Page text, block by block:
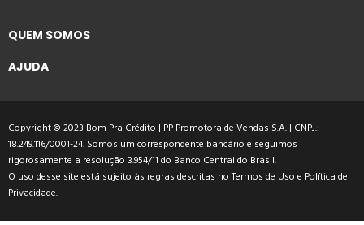
QUEM SOMOS
AJUDA
Copyright © 2023 Bom Pra Crédito | PP Promotora de Vendas S.A. | CNPJ.:
18.249.116/0001-24. Somos um correspondente bancário e seguimos
rigorosamente a resolução 3.954/11 do Banco Central do Brasil.
O uso desse site está sujeito às regras descritas noTermos de Uso e Política de
Privacidade.